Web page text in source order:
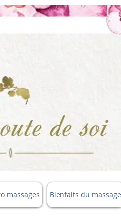
massages Bienfaits du massage